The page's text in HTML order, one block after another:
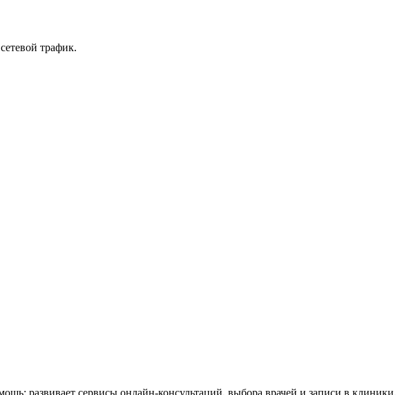
трафик.
развивает сервисы онлайн-консультаций, выбора врачей и записи в клиники,